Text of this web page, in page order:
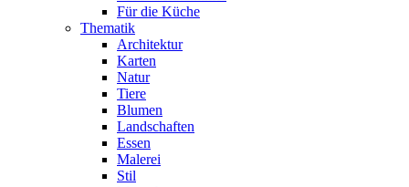
Für die Küche
Thematik
Architektur
Karten
Natur
Tiere
Blumen
Landschaften
Essen
Malerei
Stil